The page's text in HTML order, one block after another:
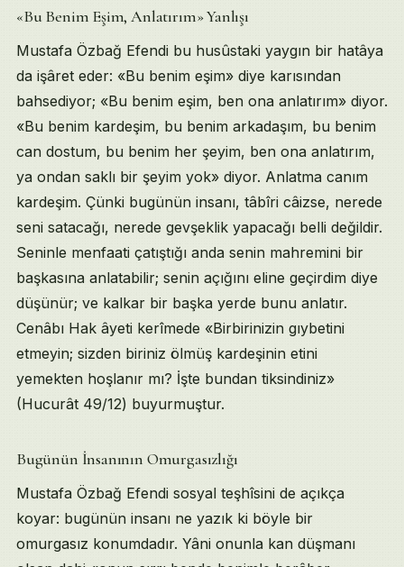
«Bu Benim Eşim, Anlatırım» Yanlışı
Mustafa Özbağ Efendi bu husûstaki yaygın bir hatâya
da işâret eder: «Bu benim eşim» diye karısından
bahsediyor; «Bu benim eşim, ben ona anlatırım» diyor.
«Bu benim kardeşim, bu benim arkadaşım, bu benim
can dostum, bu benim her şeyim, ben ona anlatırım,
ya ondan saklı bir şeyim yok» diyor. Anlatma canım
kardeşim. Çünki bugünün insanı, tâbîri câizse, nerede
seni satacağı, nerede gevşeklik yapacağı belli değildir.
Seninle menfaati çatıştığı anda senin mahremini bir
başkasına anlatabilir; senin açığını eline geçirdim diye
düşünür; ve kalkar bir başka yerde bunu anlatır.
Cenâbı Hak âyeti kerîmede «Birbirinizin gıybetini
etmeyin; sizden biriniz ölmüş kardeşinin etini
yemekten hoşlanır mı? İşte bundan tiksindiniz»
(Hucurât 49/12) buyurmuştur.
Bugünün İnsanının Omurgasızlığı
Mustafa Özbağ Efendi sosyal teşhîsini de açıkça
koyar: bugünün insanı ne yazık ki böyle bir
omurgasız konumdadır. Yâni onunla kan düşmanı